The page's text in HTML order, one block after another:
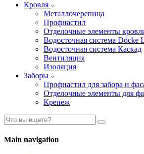
Кровля
Металлочерепица
Профнастил
Отделочные элементы
Водосточная система Döcke
Водосточная система Каскад
Вентиляция
Изоляция
Заборы
Профнастил для забора и
Отделочные элементы для
Крепеж
Main navigation